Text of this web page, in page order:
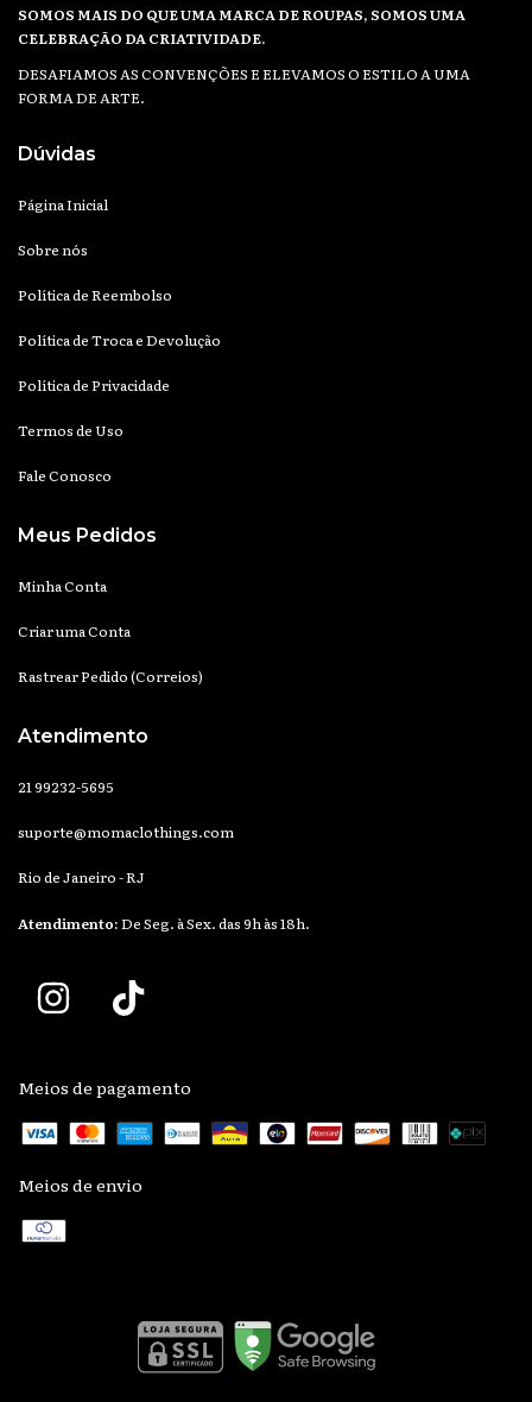
SOMOS MAIS DO QUE UMA MARCA DE ROUPAS, SOMOS UMA
CELEBRAÇÃO DA CRIATIVIDADE.
DESAFIAMOS AS CONVENÇÕES E ELEVAMOS O ESTILO A UMA
FORMA DE ARTE.
Dúvidas
Página Inicial
Sobre nós
Política de Reembolso
Política de Troca e Devolução
Política de Privacidade
Termos de Uso
Fale Conosco
Meus Pedidos
Minha Conta
Criar uma Conta
Rastrear Pedido (Correios)
Atendimento
21 99232-5695
suporte@momaclothings.com
Rio de Janeiro - RJ
Atendimento:De Seg. à Sex. das 9h às 18h.
Meios de pagamento
Meios de envio